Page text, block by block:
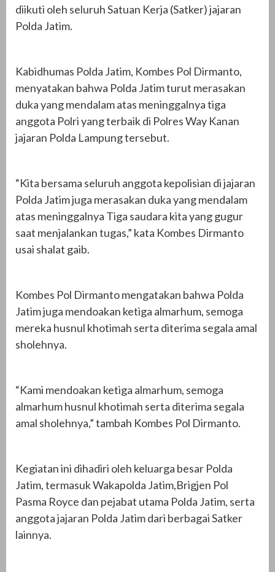
diikuti oleh seluruh Satuan Kerja (Satker) jajaran
Polda Jatim.
Kabidhumas Polda Jatim, Kombes Pol Dirmanto,
menyatakan bahwa Polda Jatim turut merasakan
duka yang mendalam atas meninggalnya tiga
anggota Polri yang terbaik di Polres Way Kanan
jajaran Polda Lampung tersebut.
“Kita bersama seluruh anggota kepolisian di jajaran
Polda Jatim juga merasakan duka yang mendalam
atas meninggalnya Tiga saudara kita yang gugur
saat menjalankan tugas,” kata Kombes Dirmanto
usai shalat gaib.
Kombes Pol Dirmanto mengatakan bahwa Polda
Jatim juga mendoakan ketiga almarhum, semoga
mereka husnul khotimah serta diterima segala amal
sholehnya.
“Kami mendoakan ketiga almarhum, semoga
almarhum husnul khotimah serta diterima segala
amal sholehnya,” tambah Kombes Pol Dirmanto.
Kegiatan ini dihadiri oleh keluarga besar Polda
Jatim, termasuk Wakapolda Jatim,Brigjen Pol
Pasma Royce dan pejabat utama Polda Jatim, serta
anggota jajaran Polda Jatim dari berbagai Satker
lainnya.